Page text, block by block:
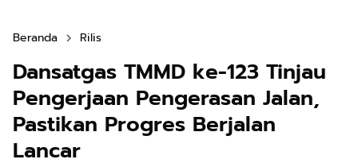
Beranda Rilis
Dansatgas TMMD ke-123 Tinjau
Pengerjaan Pengerasan Jalan,
Pastikan Progres Berjalan
Lancar